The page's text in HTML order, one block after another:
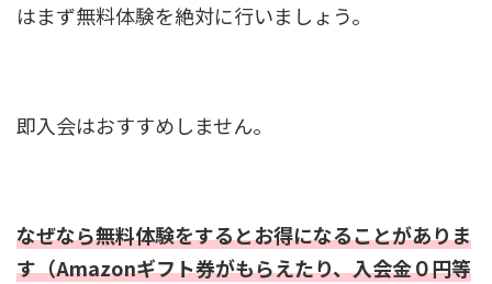
はまず無料体験を絶対に行いましょう。
即入会はおすすめしません。
なぜなら無料体験をするとお得になることがありま
す（Amazonギフト券がもらえたり、入会金０円等